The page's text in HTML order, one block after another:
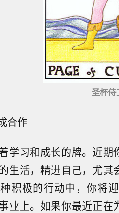
圣杯侍
合作
学习和成长的牌。近
生活，精进自己，尤
种积极的行动中，你将
业上。如果你最近正